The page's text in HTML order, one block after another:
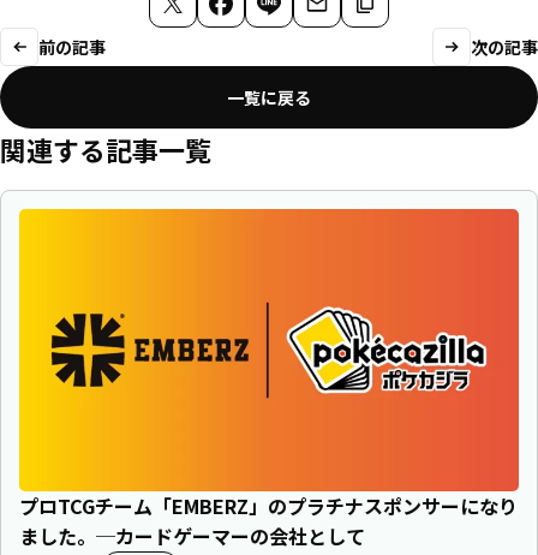
X Facebook
LINE メールで送るリンクをコピー
前の記事
一覧に戻る
次の記事
関連する記事一覧
プロTCGチーム「EMBERZ」のプラチナスポンサーになり
ました。─カードゲーマーの会社として